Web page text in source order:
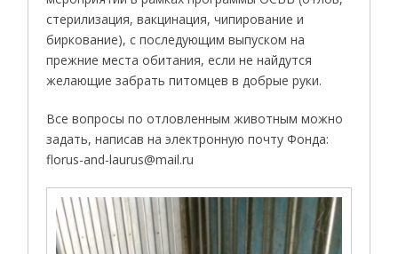
стерилизация, вакцинация, чипирование и
биркование), с последующим выпуском на
прежние места обитания, если не найдутся
желающие забрать питомцев в добрые руки.
Все вопросы по отловленным животным можно
задать, написав на электронную почту Фонда:
florus-and-laurus@mail.ru